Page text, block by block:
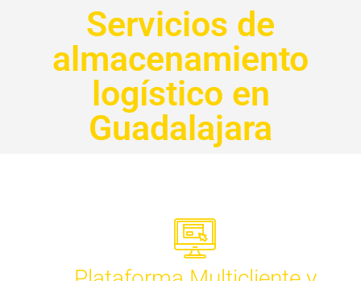
Servicios de
almacenamiento
logístico en
Guadalajara